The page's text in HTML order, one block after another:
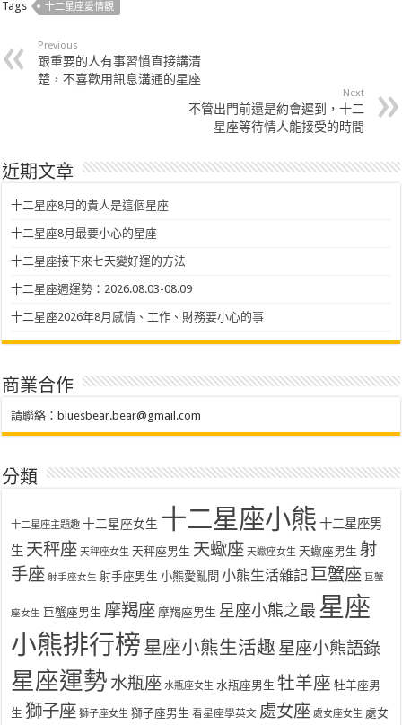
Tags 十二星座愛情觀
Previous
跟重要的人有事習慣直接講清
楚，不喜歡用訊息溝通的星座
Next
不管出門前還是約會遲到，十二
星座等待情人能接受的時間
近期文章
十二星座8月的貴人是這個星座
十二星座8月最要小心的星座
十二星座接下來七天變好運的方法
十二星座週運勢：2026.08.03-08.09
十二星座2026年8月感情、工作、財務要小心的事
商業合作
請聯絡： bluesbear.bear@gmail.com
分類
十二星座主題趣 十二星座女生 十二星座小熊 十二星座男
生 天秤座 天秤座女生 天秤座男生 天蠍座 天蠍座女生 天蠍座男生 射
手座 射手座女生 射手座男生 小熊愛亂問 小熊生活雜記 巨蟹座 巨蟹
座女生 巨蟹座男生 摩羯座 摩羯座男生 星座小熊之最 星座
小熊排行榜 星座小熊生活趣 星座小熊語錄
星座運勢 水瓶座 水瓶座女生 水瓶座男生 牡羊座 牡羊座男
生 獅子座 獅子座女生 獅子座男生 看星座學英文 處女座 處女座女生 處女